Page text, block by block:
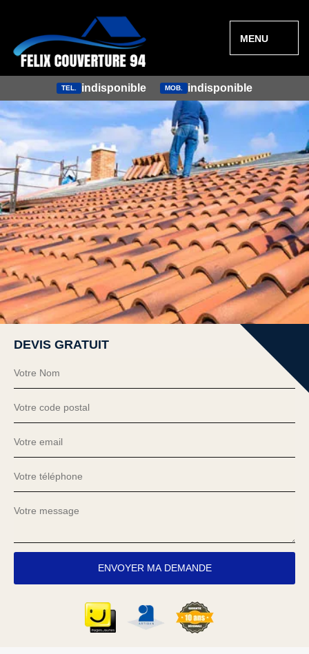
MENU
TEL. indisponible MOB. indisponible
DEVIS GRATUIT